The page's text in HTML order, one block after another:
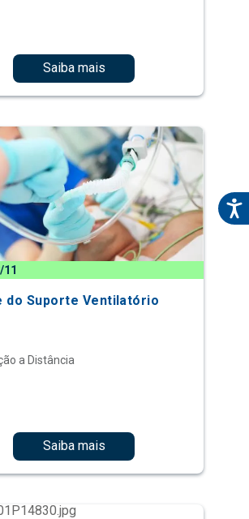
Saiba mais
11
do Suporte Ventilatório
a Distância
Saiba mais